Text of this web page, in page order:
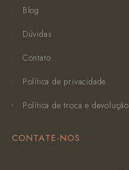
Blog
Dúvidas
Contato
Política de privacidade
Política de troca e devolução
CONTATE-NOS